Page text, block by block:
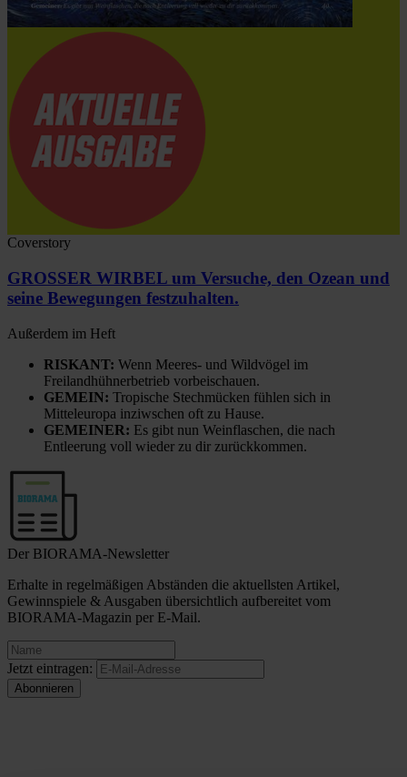
Coverstory
GROSSER WIRBEL um Versuche, den Ozean und
seine Bewegungen festzuhalten.
Außerdem im Heft
RISKANT: Wenn Meeres- und Wildvögel im
Freilandhühnerbetrieb vorbeischauen.
GEMEIN: Tropische Stechmücken fühlen sich in
Mitteleuropa inziwschen oft zu Hause.
GEMEINER: Es gibt nun Weinflaschen, die nach
Entleerung voll wieder zu dir zurückkommen.
Der BIORAMA-Newsletter
Erhalte in regelmäßigen Abständen die aktuellsten Artikel,
Gewinnspiele & Ausgaben übersichtlich aufbereitet vom
BIORAMA-Magazin per E-Mail.
Jetzt eintragen: